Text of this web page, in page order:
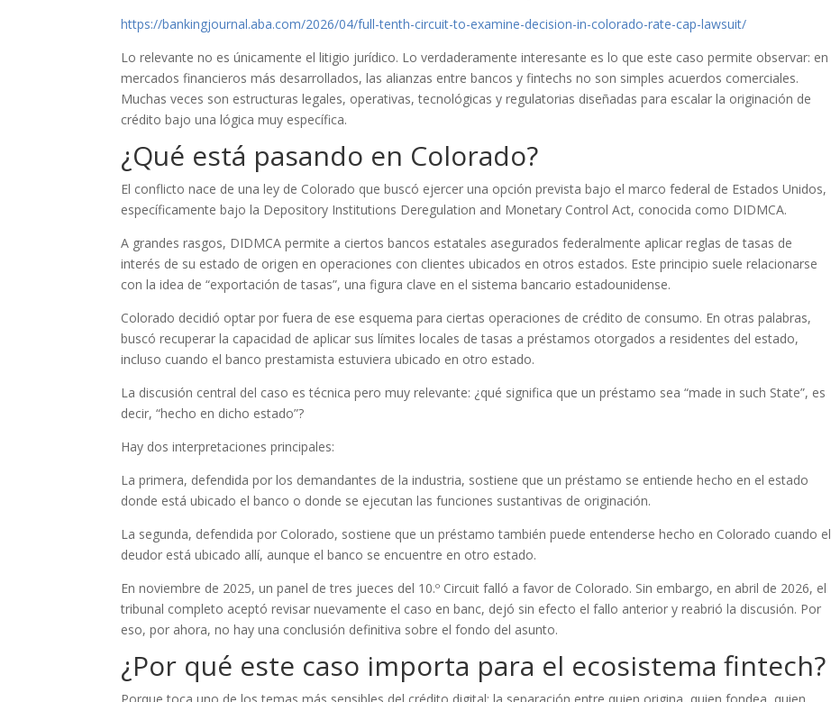
https://bankingjournal.aba.com/2026/04/full-tenth-circuit-to-examine-decision-in-colorado-rate-cap-lawsuit/
Lo relevante no es únicamente el litigio jurídico. Lo verdaderamente interesante es lo que este caso permite observar: en
mercados financieros más desarrollados, las alianzas entre bancos y fintechs no son simples acuerdos comerciales.
Muchas veces son estructuras legales, operativas, tecnológicas y regulatorias diseñadas para escalar la originación de
crédito bajo una lógica muy específica.
¿Qué está pasando en Colorado?
El conflicto nace de una ley de Colorado que buscó ejercer una opción prevista bajo el marco federal de Estados Unidos,
específicamente bajo la Depository Institutions Deregulation and Monetary Control Act, conocida como DIDMCA.
A grandes rasgos, DIDMCA permite a ciertos bancos estatales asegurados federalmente aplicar reglas de tasas de
interés de su estado de origen en operaciones con clientes ubicados en otros estados. Este principio suele relacionarse
con la idea de “exportación de tasas”, una figura clave en el sistema bancario estadounidense.
Colorado decidió optar por fuera de ese esquema para ciertas operaciones de crédito de consumo. En otras palabras,
buscó recuperar la capacidad de aplicar sus límites locales de tasas a préstamos otorgados a residentes del estado,
incluso cuando el banco prestamista estuviera ubicado en otro estado.
La discusión central del caso es técnica pero muy relevante: ¿qué significa que un préstamo sea “made in such State”, es
decir, “hecho en dicho estado”?
Hay dos interpretaciones principales:
La primera, defendida por los demandantes de la industria, sostiene que un préstamo se entiende hecho en el estado
donde está ubicado el banco o donde se ejecutan las funciones sustantivas de originación.
La segunda, defendida por Colorado, sostiene que un préstamo también puede entenderse hecho en Colorado cuando el
deudor está ubicado allí, aunque el banco se encuentre en otro estado.
En noviembre de 2025, un panel de tres jueces del 10.º Circuit falló a favor de Colorado. Sin embargo, en abril de 2026, el
tribunal completo aceptó revisar nuevamente el caso en banc, dejó sin efecto el fallo anterior y reabrió la discusión. Por
eso, por ahora, no hay una conclusión definitiva sobre el fondo del asunto.
¿Por qué este caso importa para el ecosistema fintech?